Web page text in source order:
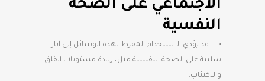
الاجتماعي على الصحة
النفسية
قد يؤدي الاستخدام المفرط لهذه الوسائل إلى آثار
سلبية على الصحة النفسية مثل، زيادة مستويات القلق
والاكتئاب.